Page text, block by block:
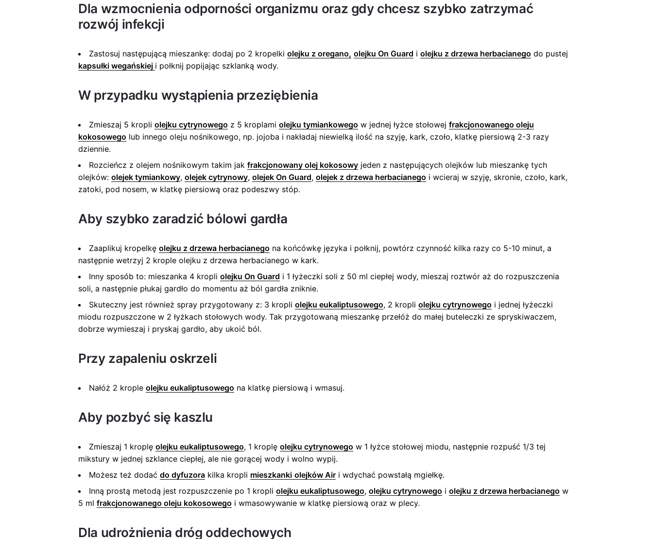
Dla wzmocnienia odporności organizmu oraz gdy chcesz szybko zatrzymać
rozwój infekcji
Zastosuj następującą mieszankę: dodaj po 2 kropelkiolejku z oregano, olejku On Guard iolejku z drzewa herbacianego do pustej
kapsułki wegańskiej i połknij popijając szklanką wody.
W przypadku wystąpienia przeziębienia
Zmieszaj 5 kropliolejku cytrynowego z 5 kroplamiolejku tymiankowego w jednej łyżce stołowejfrakcjonowanego oleju
kokosowego lub innego oleju nośnikowego, np. jojoba i nakładaj niewielką ilość na szyję, kark, czoło, klatkę piersiową 2-3 razy
dziennie.
Rozcieńcz z olejem nośnikowym takim jakfrakcjonowany olej kokosowy jeden z następujących olejków lub mieszankę tych
olejków:olejek tymiankowy,olejek cytrynowy,olejek On Guard,olejek z drzewa herbacianego i wcieraj w szyję, skronie, czoło, kark,
zatoki, pod nosem, w klatkę piersiową oraz podeszwy stóp.
Aby szybko zaradzić bólowi gardła
Zaaplikuj kropelkęolejku z drzewa herbacianego na końcówkę języka i połknij, powtórz czynność kilka razy co 5-10 minut, a
następnie wetrzyj 2 krople olejku z drzewa herbacianego w kark.
Inny sposób to: mieszanka 4 kropliolejku On Guard i 1 łyżeczki soli z 50 ml ciepłej wody, mieszaj roztwór aż do rozpuszczenia
soli, a następnie płukaj gardło do momentu aż ból gardła zniknie.
Skuteczny jest również spray przygotowany z: 3 kropliolejku eukaliptusowego, 2 kropliolejku cytrynowego i jednej łyżeczki
miodu rozpuszczone w 2 łyżkach stołowych wody. Tak przygotowaną mieszankę przełóż do małej buteleczki ze spryskiwaczem,
dobrze wymieszaj i pryskaj gardło, aby ukoić ból.
Przy zapaleniu oskrzeli
Nałóż 2 kropleolejku eukaliptusowego na klatkę piersiową i wmasuj.
Aby pozbyć się kaszlu
Zmieszaj 1 kroplęolejku eukaliptusowego, 1 kroplęolejku cytrynowego w 1 łyżce stołowej miodu, następnie rozpuść 1/3 tej
mikstury w jednej szklance ciepłej, ale nie gorącej wody i wolno wypij.
Możesz też dodaćdo dyfuzora kilka kropli mieszkanki olejków Air i wdychać powstałą mgiełkę.
Inną prostą metodą jest rozpuszczenie po 1 kropliolejku eukaliptusowego,olejku cytrynowego iolejku z drzewa herbacianego w
5 mlfrakcjonowanego oleju kokosowego i wmasowywanie w klatkę piersiową oraz w plecy.
Dla udrożnienia dróg oddechowych